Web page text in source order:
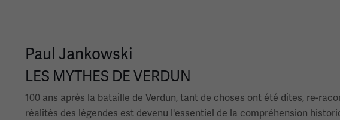
Paul Jankowski
LES MYTHES DE VERDUN
100 ans après la bataille de Verdun, tant de choses ont été dites, re-
réalités des légendes est devenu l'essentiel de la compréhension